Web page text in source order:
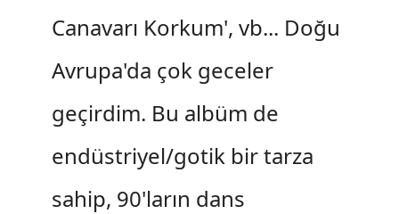
Canavarı Korkum', vb... Doğu
Avrupa'da çok geceler
geçirdim. Bu albüm de
endüstriyel/gotik bir tarza
sahip, 90'ların dans